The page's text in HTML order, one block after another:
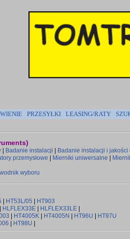
PRZESYŁKI LEASING/RATY
Badanie instalacji Badanie instalacji i jakości
przemysłowe Mierniki uniwersalne
wyboru
HT53L/05
HT903
HLFLEX33E HLFLEX33LE
HT4005K HT4005N HT96U
HT97U
HT98U